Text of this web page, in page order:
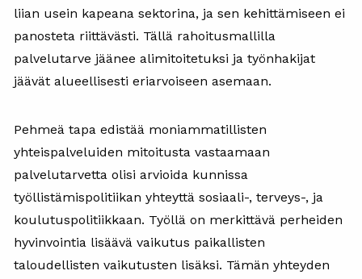
liian usein kapeana sektorina, ja sen kehittämiseen ei
panosteta riittävästi. Tällä rahoitusmallilla
palvelutarve jäänee alimitoitetuksi ja työnhakijat
jäävät alueellisesti eriarvoiseen asemaan.
Pehmeä tapa edistää moniammatillisten
yhteispalveluiden mitoitusta vastaamaan
palvelutarvetta olisi arvioida kunnissa
työllistämispolitiikan yhteyttä sosiaali-, terveys-, ja
koulutuspolitiikkaan. Työllä on merkittävä perheiden
hyvinvointia lisäävä vaikutus paikallisten
taloudellisten vaikutusten lisäksi. Tämän yhteyden